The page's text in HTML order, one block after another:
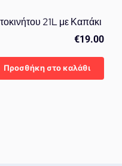
21L με Καπάκι
€19.00
Προσθήκη στο καλάθι